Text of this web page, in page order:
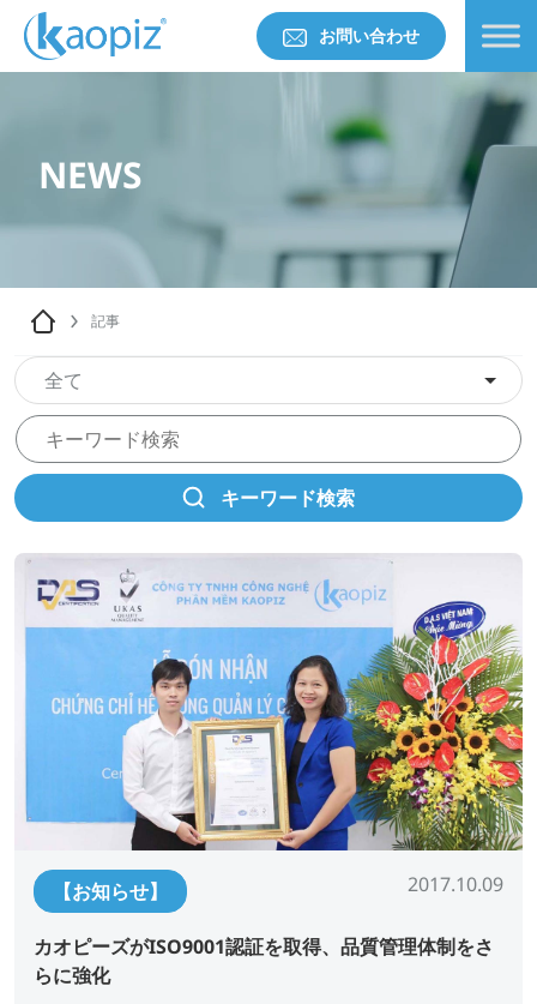
お問い合わせ
NEWS
記事
全て
キーワード検索
【お知らせ】 2017.10.09
カオピーズがISO9001認証を取得、品質管理体制をさ
らに強化